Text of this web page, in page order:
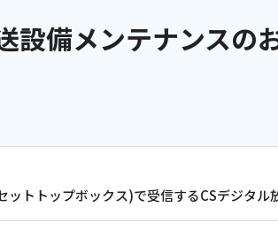
備メンテナンスの
トトップボックス)で受信するCSデジタル